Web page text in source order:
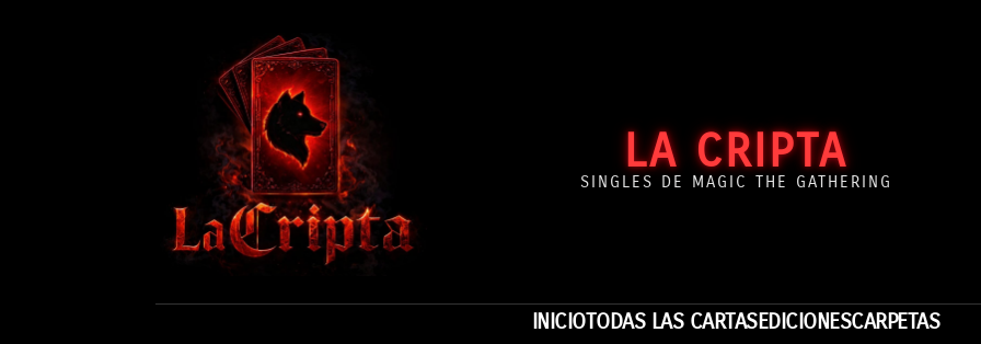
LA CRIPTA
SINGLES DE MAGIC THE GATHERING
INICIOTODAS LAS CARTASEDICIONESCARPETAS